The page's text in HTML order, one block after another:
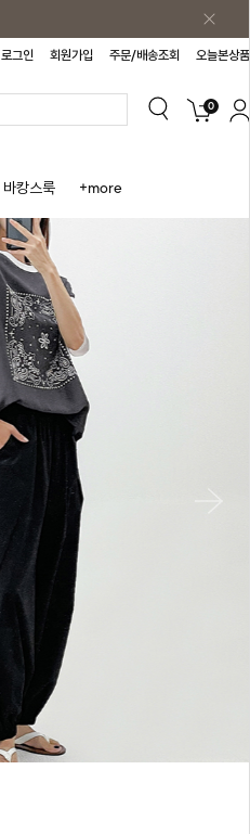
로그인 회원가입 주문/배송조회 오늘본상품
0
바캉스룩 +more